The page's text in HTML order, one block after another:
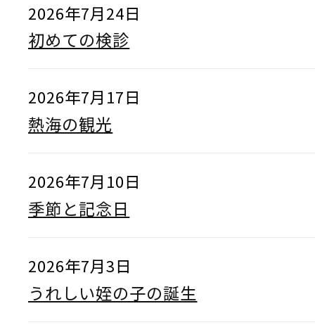
2026年7月24日
初めての検診
2026年7月17日
熱海の観光
2026年7月10日
季節と記念日
2026年7月3日
うれしい姪の子の誕生